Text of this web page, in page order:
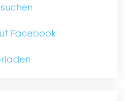
Facebook